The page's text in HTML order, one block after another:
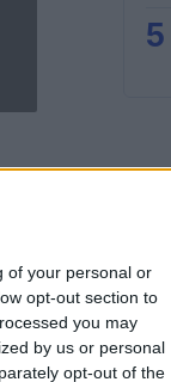
of your personal or
opt-out section to
you may
by us or personal
opt-out of the
5